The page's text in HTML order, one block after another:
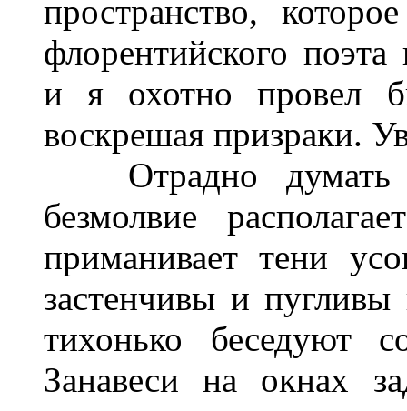
пространство,
флорентийского поэта
и я охотно провел
воскрешая призраки.
Отрадно думать
безмолвие
приманивает тени
застенчивы и
тихонько беседуют
Занавеси на окнах